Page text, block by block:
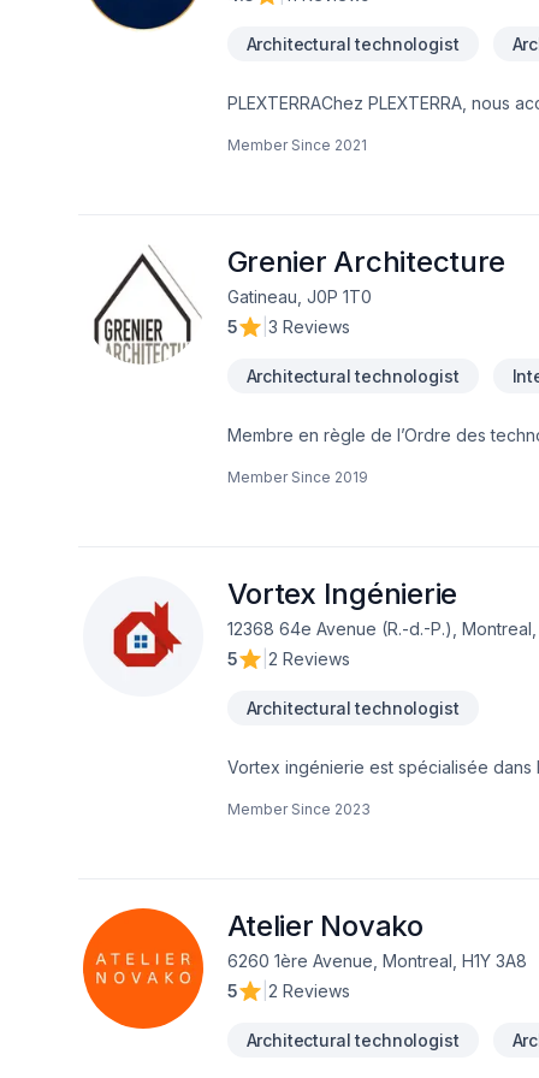
Architectural technologist
PLEXTERRAChez PLEXTERRA, nous
composée de technologues en
immobiliers grâce à une expertise
Member Since 2021
Grenier Architecture
Gatineau, J0P 1T0
5
3 Reviews
Architectural technologist
Membre en règle de l’Ordre des technologue professionnel
Member Since 2019
Vortex Ingénierie
12368 64e Avenue (R.-d.-P.), Montreal,
5
2 Reviews
Architectural technologist
Vortex ingénierie est spécialisée
respectent les normes locales, les
nécessaires pour soumettre une
préalables : Vortex ingénierie peut
compte les contraintes du terrain, les
documents sont en conformité avec
Member Since 2023
Atelier Novako
6260 1ère Avenue, Montreal, H1Y 3A8
5
2 Reviews
Architectural technologist